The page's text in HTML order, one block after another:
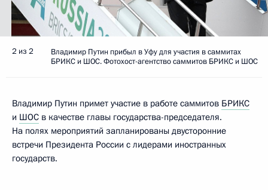
2 из 2
Владимир Путин прибыл в Уфу для участия в саммитах
БРИКС и ШОС. Фотохост-агентство саммитов БРИКС и ШОС
Владимир Путин примет участие в работе саммитов БРИКС
и ШОС в качестве главы государства-председателя.
На полях мероприятий запланированы двусторонние
встречи Президента России с лидерами иностранных
государств.